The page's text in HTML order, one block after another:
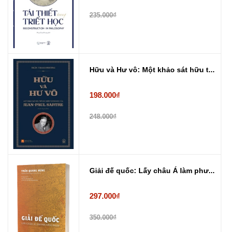
235.000₫
Hữu và Hư vô: Một khảo sát hữu t...
198.000₫
248.000₫
Giải đế quốc: Lấy châu Á làm phư...
297.000₫
350.000₫